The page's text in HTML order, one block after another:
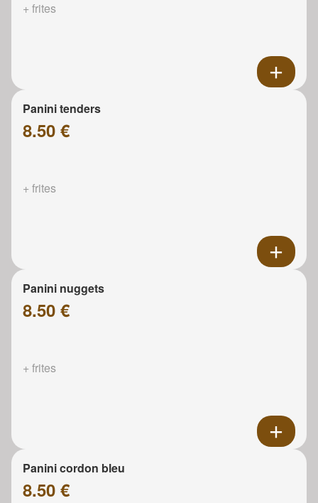
+ frites
Panini tenders
8.50 €
+ frites
Panini nuggets
8.50 €
+ frites
Panini cordon bleu
8.50 €